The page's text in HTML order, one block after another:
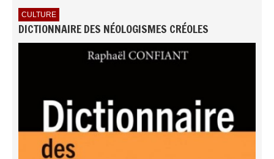
CULTURE
DICTIONNAIRE DES NÉOLOGISMES CRÉOLES